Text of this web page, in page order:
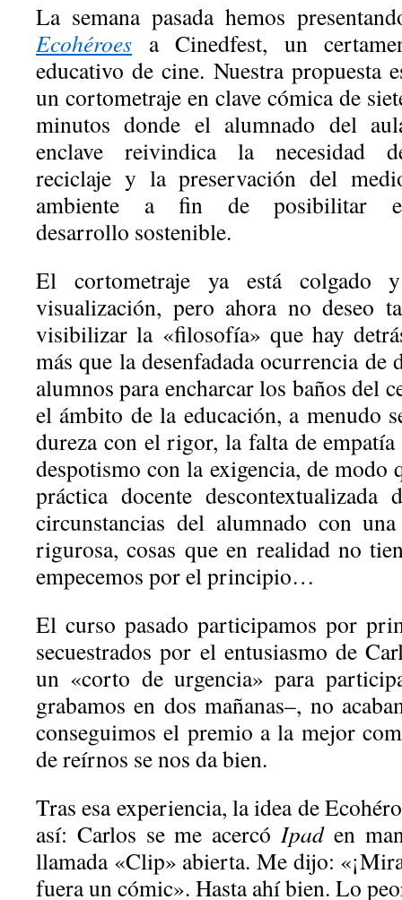
5ª
ed.
de
Cinedfest!
La semana pasada hemos
Ecohéroes a Cinedfest, un
educativo de cine. Nuestra propuesta
un cortometraje en clave cómica de
minutos donde el alumnado del
enclave reivindica la necesidad
reciclaje y la preservación del
ambiente a fin de posibilitar
desarrollo sostenible.
El cortometraje ya está colgado
visualización, pero ahora no deseo
visibilizar la «filosofía» que hay
más que la desenfadada ocurrencia
alumnos para encharcar los baños del
el ámbito de la educación, a menudo
dureza con el rigor, la falta de
despotismo con la exigencia, de modo
práctica docente
circunstancias del alumnado con
rigurosa, cosas que en realidad no
empecemos por el principio…
El curso pasado participamos por
secuestrados por el entusiasmo de
un «corto de urgencia» para
grabamos en dos mañanas–, no
conseguimos el premio a la mejor
de reírnos se nos da bien.
Tras esa experiencia, la idea de
así: Carlos se me acercóIpaden
llamada «Clip» abierta. Me dijo:
fuera un cómic». Hasta ahí bien. Lo